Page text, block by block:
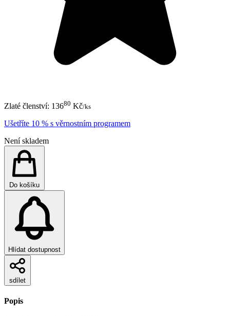
Zlaté členství: 13680 Kč/ks
Ušetříte 10 % s věrnostním programem
Není skladem
Do košíku
Hlídat dostupnost
sdílet
Popis